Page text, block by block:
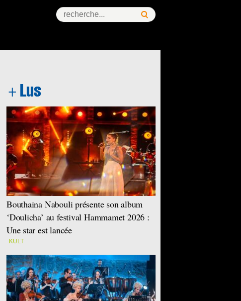
Bouthaina Nabouli présente son album
‘Doulicha’ au festival Hammamet 2026 :
Une star est lancée
KULT